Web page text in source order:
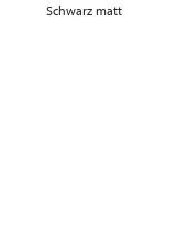
Schwarz matt